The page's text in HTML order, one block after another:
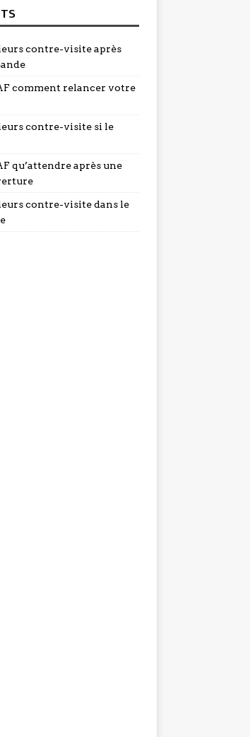
contre-visite après
comment relancer votre
contre-visite si le
qu’attendre après une
contre-visite dans le